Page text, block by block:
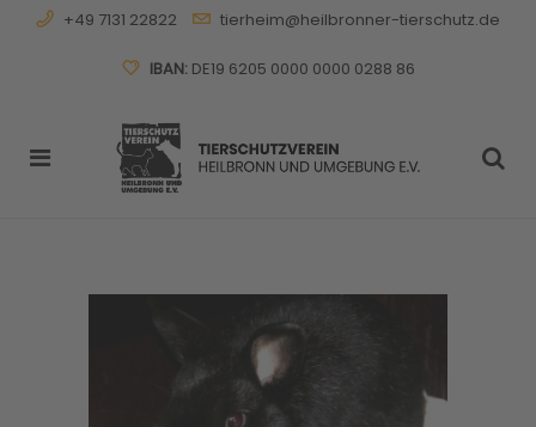
+49 7131 22822 tierheim@heilbronner-tierschutz.de
IBAN:DE19 6205 0000 0000 0288 86